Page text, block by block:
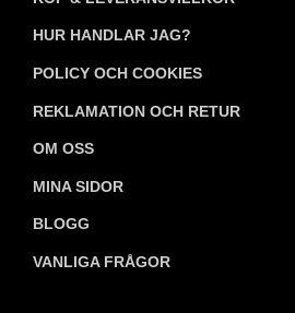
HUR HANDLAR JAG?
POLICY OCH COOKIES
REKLAMATION OCH RETUR
OM OSS
MINA SIDOR
BLOGG
VANLIGA FRÅGOR